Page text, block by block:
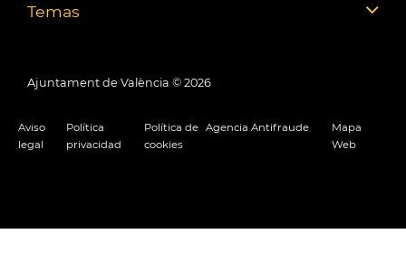
Temas
Ajuntament de València © 2026
Aviso
legal
Política
privacidad
Política de
cookies
Agencia Antifraude
Mapa
Web